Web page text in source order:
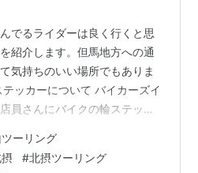
でるライダーは良く行くと思
紹介します。但馬地方への通
気持ちのいい場所でもありま
ッカーについて バイカーズイ
員さんにバイクの輪ステッカ
・バイクの輪手ぬぐいにつ
中！1本1000円となります。
ーリング
#北摂ツーリング